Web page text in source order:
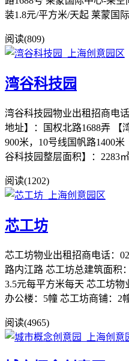
装1.8元/平方米/天起 莱蒙国
阅读(809)
湾谷科技园
湾谷科技园物业出租招商电
地址】：国权北路1688弄 【
900米，10号线国帆路1400
谷科技园整层面积】：2283
阅读(1202)
芯工坊
芯工坊物业出租招商电话：
路内江路 芯工坊总建筑面积
3.5元每平方米每天 芯工坊
办公楼：5幢 芯工坊商铺：2
阅读(4965)